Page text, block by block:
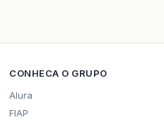
CONHECA O GRUPO
Alura
FIAP